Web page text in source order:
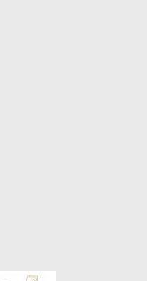
Puede